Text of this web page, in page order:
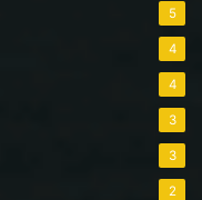
5
4
4
3
3
2